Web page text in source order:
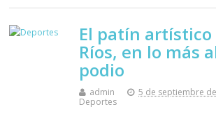
El patín artístico
Ríos, en lo más
podio
admin
5 de septiembre
Deportes